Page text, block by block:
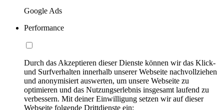
Google Ads
Performance
Durch das Akzeptieren dieser Dienste können wir das Klick-
und Surfverhalten innerhalb unserer Webseite nachvollziehen
und anonymisiert auswerten, um unsere Webseite zu
optimieren und das Nutzungserlebnis insgesamt laufend zu
verbessern. Mit deiner Einwilligung setzen wir auf dieser
Webseite folgende Drittdienste ein: